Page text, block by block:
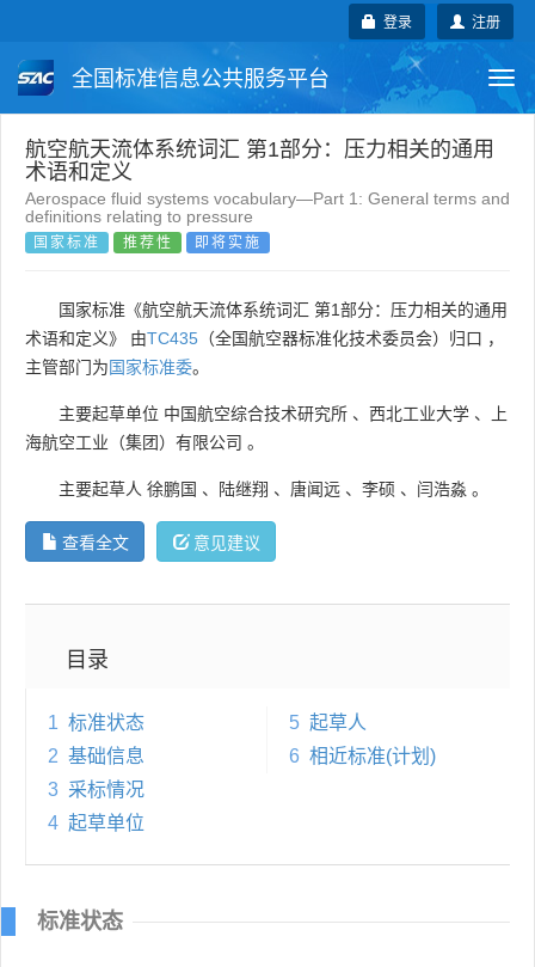
注册
登录
全国标准信息公共服务平台
国家标准 行业标准 地方标准
团体标准 企业标准 国际标准
航空航天流体系统词汇 第1部分：压力相关的通用
术语和定义
Aerospace fluid systems vocabulary—Part 1: General terms and
definitions relating to pressure
国家标准 推荐性 即将实施
国家标准《航空航天流体系统词汇 第1部分：压力相关的通用
术语和定义》 由TC435 （全国航空器标准化技术委员会）归口 ，
主管部门为国家标准委。
主要起草单位 中国航空综合技术研究所 、 西北工业大学 、
上
海航空工业（集团）有限公司 。
主要起草人 徐鹏国 、 陆继翔 、 唐闻远 、 李硕 、 闫浩淼 。
查看全文 意见建议
目录
1 标准状态
2 基础信息
3 采标情况
4 起草单位
5 起草人
6 相近标准(计划)
标准状态